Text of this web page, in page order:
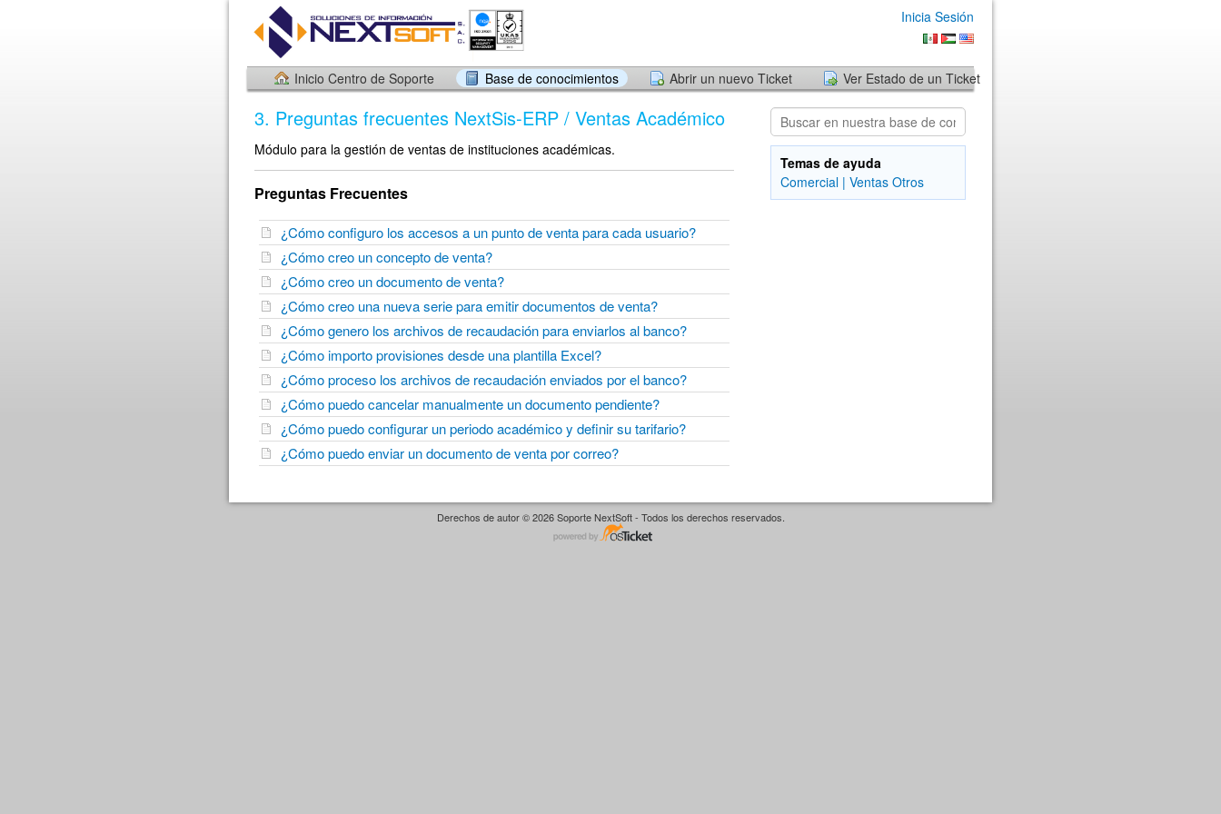
Inicia Sesión
Inicio Centro de Soporte Base de conocimientos Abrir un nuevo Ticket Ver Estado de un Ticket
3. Preguntas frecuentes NextSis-ERP / Ventas Académico
Módulo para la gestión de ventas de instituciones académicas.
Preguntas Frecuentes
¿Cómo configuro los accesos a un punto de venta para cada usuario?
¿Cómo creo un concepto de venta?
¿Cómo creo un documento de venta?
¿Cómo creo una nueva serie para emitir documentos de venta?
¿Cómo genero los archivos de recaudación para enviarlos al banco?
¿Cómo importo provisiones desde una plantilla Excel?
¿Cómo proceso los archivos de recaudación enviados por el banco?
¿Cómo puedo cancelar manualmente un documento pendiente?
¿Cómo puedo configurar un periodo académico y definir su tarifario?
¿Cómo puedo enviar un documento de venta por correo?
Temas de ayuda
Comercial | Ventas Otros
Derechos de autor © 2026 Soporte NextSoft - Todos los derechos reservados.